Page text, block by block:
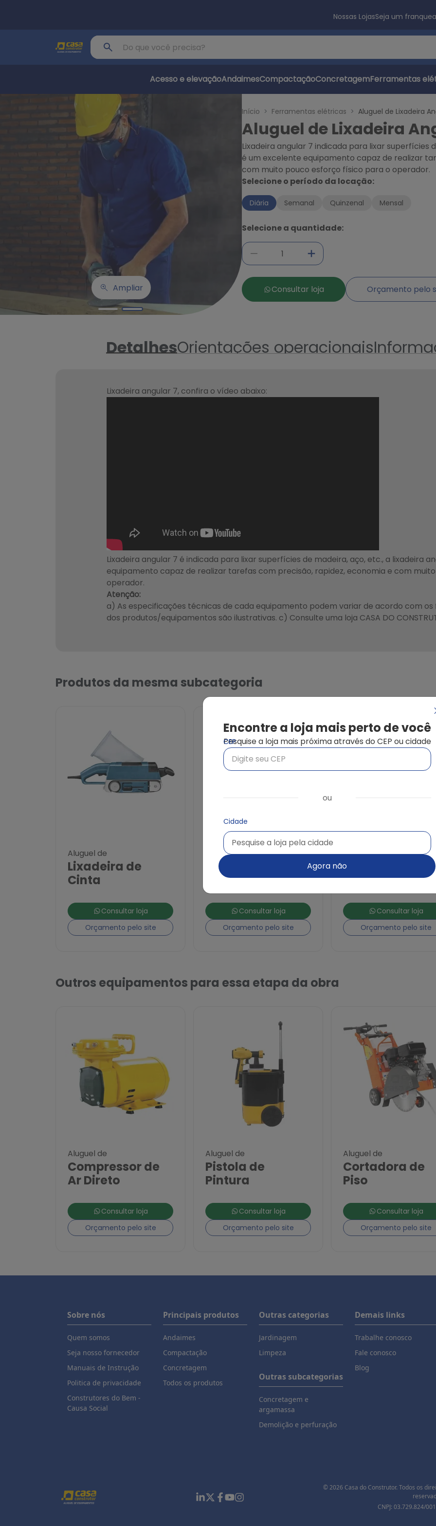
Nossas LojasSeja um
Buscar produtos
Acesso e elevaçãoAndaimesCompactaçãoConcretagemFerramentas
Ampliar
Início Ferramentas elétricas Aluguel de Lixadeira
Aluguel de Lixadeira
Lixadeira angular 7 indicada para lixar superfícies
é um excelente equipamento capaz de realizar
com muito pouco esforço físico para o operador.
Selecione o período da locação:
Diária Semanal Quinzenal Mensal
Selecione a quantidade:
Consultar loja Orçamento pelo
DetalhesOrientações operacionais
Lixadeira angular 7, confira o vídeo abaixo:
Lixadeira angular 7 é indicada para lixar superfícies de madeira, aço, etc., a lixadeira
equipamento capaz de realizar tarefas com precisão, rapidez, economia e com
operador.
Atenção:
a) As especificações técnicas de cada equipamento podem variar de acordo com
dos produtos/equipamentos são ilustrativas. c) Consulte uma loja CASA DO
Produtos da mesma subcategoria
Aluguel de
Lixadeira de
Cinta
Consultar loja
Orçamento pelo site
Aluguel de
Lixadeira de
Parede e Teto
Consultar loja
Orçamento pelo site
Aluguel de
Serra Mármore
4.3/8
Consultar loja
Orçamento pelo site
Outros equipamentos para essa etapa da obra
Aluguel de
Compressor de
Ar Direto
Consultar loja
Orçamento pelo site
Aluguel de
Pistola de
Pintura
Consultar loja
Orçamento pelo site
Aluguel de
Cortadora de
Piso
Consultar loja
Orçamento pelo site
Encontre a loja mais perto de você
Pesquise a loja mais próxima através do CEP ou cidade
CEP
ou
Cidade
Pesquise a loja pela cidade
Pesquise a loja pela cidade
Agora não
Sobre nós
Quem somos
Seja nosso fornecedor
Manuais de Instrução
Politica de privacidade
Construtores do Bem -
Causa Social
Principais produtos
Andaimes
Compactação
Concretagem
Todos os produtos
Outras categorias
Jardinagem
Limpeza
Outras subcategorias
Concretagem e
argamassa
Demolição e perfuração
Demais links
Trabalhe conosco
Fale conosco
Blog
© 2026 Casa do Construtor. Todos os
CNPJ: 03.729.824/